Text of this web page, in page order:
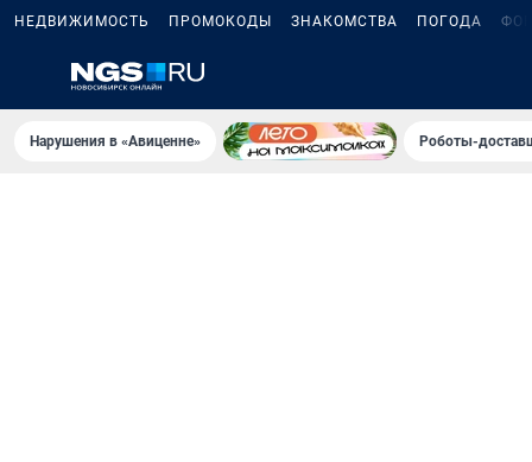
НЕДВИЖИМОСТЬ ПРОМОКОДЫ ЗНАКОМСТВА ПОГОДА
Нарушения в «Авиценне» Роботы-